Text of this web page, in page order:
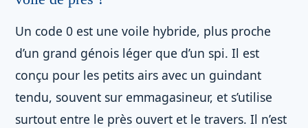
Un code 0 est une voile hybride, plus proche
d’un grand génois léger que d’un spi. Il est
conçu pour les petits airs avec un guindant
tendu, souvent sur emmagasineur, et s’utilise
surtout entre le près ouvert et le travers. Il n’est